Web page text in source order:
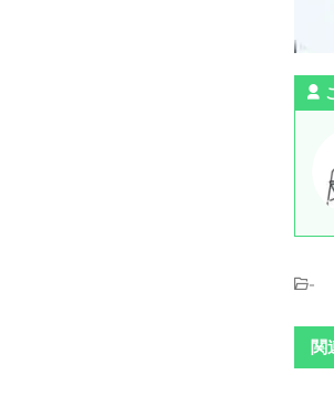
-
関